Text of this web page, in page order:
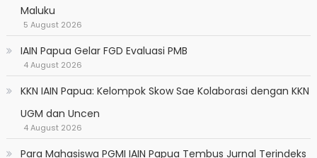
Maluku
5 August 2026
IAIN Papua Gelar FGD Evaluasi PMB
4 August 2026
KKN IAIN Papua: Kelompok Skow Sae Kolaborasi dengan KKN
UGM dan Uncen
4 August 2026
Para Mahasiswa PGMI IAIN Papua Tembus Jurnal Terindeks